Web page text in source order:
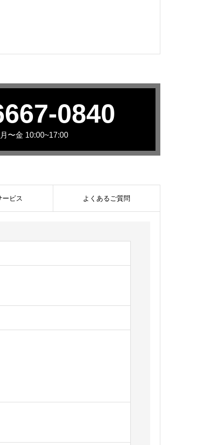
0840
〜金 10:00~17:00
ービス よくあるご質問